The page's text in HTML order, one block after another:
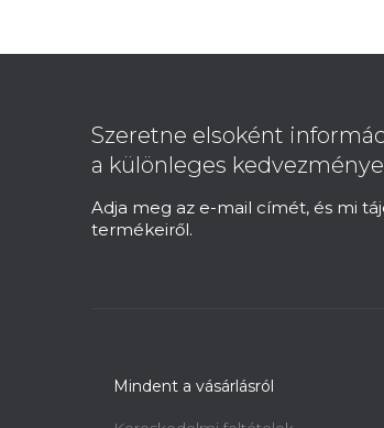
Szeretne elsoként
a különleges
Adja meg az e-mail címét, és mi
termékeiről.
Mindent a vásárlásról